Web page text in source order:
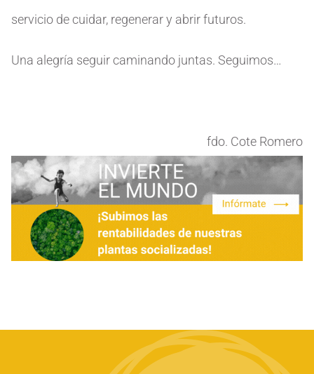
servicio de cuidar, regenerar y abrir futuros.
Una alegría seguir caminando juntas. Seguimos…
fdo. Cote Romero